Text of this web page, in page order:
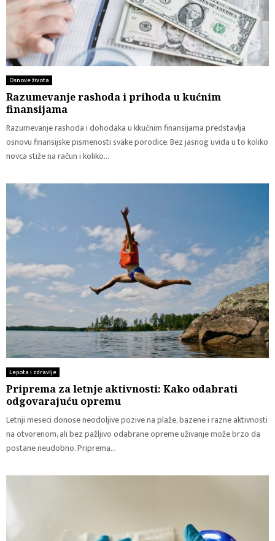
Osnove života
Razumevanje rashoda i prihoda u kućnim
finansijama
Razumevanje rashoda i dohodaka u kkućnim finansijama predstavlja
osnovu finansijske pismenosti svake porodice. Bez jasnog uvida u to koliko
novca stiže na račun i koliko...
Lepota i zdravlje
Priprema za letnje aktivnosti: Kako odabrati
odgovarajuću opremu
Letnji meseci donose neodoljive pozive na plaže, bazene i razne aktivnosti
na otvorenom, ali bez pažljivo odabrane opreme uživanje može brzo da
postane neudobno. Priprema...